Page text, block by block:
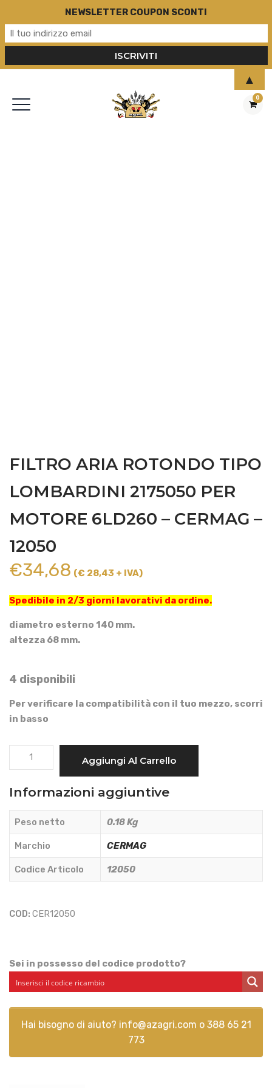
0
FILTRO ARIA ROTONDO TIPO
LOMBARDINI 2175050 PER
MOTORE 6LD260 – CERMAG –
12050
€34,68 (€ 28,43 + IVA)
Spedibile in 2/3 giorni lavorativi da ordine.
diametro esterno 140 mm.
altezza 68 mm.
4 disponibili
Per verificare la compatibilità con il tuo mezzo, scorri
in basso
FILTRO
ARIA
TIPO
LOMBARDINI
2175050
PER
MOTORE
6LD260
-
Aggiungi Al Carrello
Informazioni aggiuntive
Peso netto 0.18 Kg
Marchio CERMAG
Codice Articolo 12050
COD: CER12050
Sei in possesso del codice prodotto?
Hai bisogno di aiuto? info@azagri.com o 388 65 21
773
NEWSLETTER COUPON SCONTI
▲